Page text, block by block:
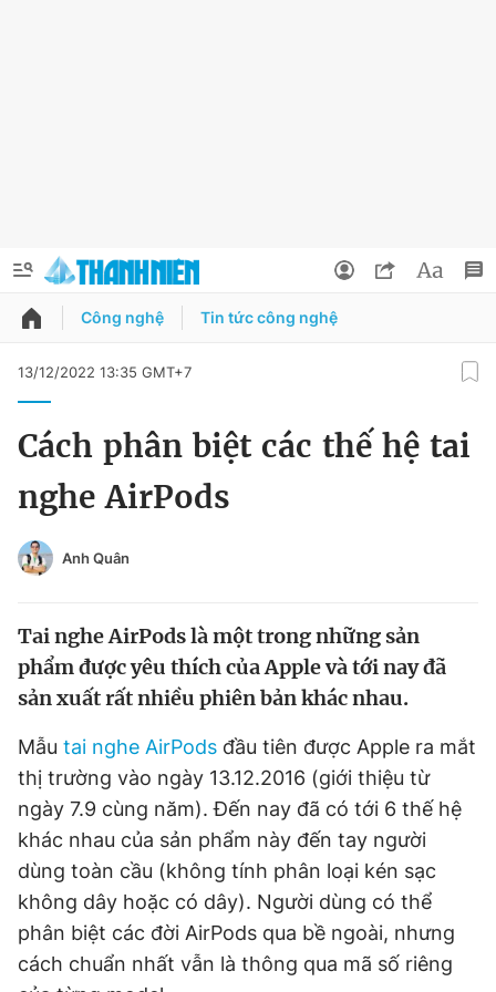
QUẢNG CÁO ĐẶT BÁO
Chuyên mục
Chào ngày mới
Tin thị trường Tin 360
Video Magazine
Sản phẩm khác
Tiện ích Bạn cần biết
Thông tin tòa soạn Liên hệ quảng cáo
Đổi mật khẩu
Tin đã lưu
Công nghệ Tin tức công nghệ
13/12/2022 13:35 GMT+7
Cách phân biệt các thế hệ tai
nghe AirPods
Anh Quân
Tai nghe AirPods là một trong những sản
phẩm được yêu thích của Apple và tới nay đã
sản xuất rất nhiều phiên bản khác nhau.
Mẫu tai nghe AirPods đầu tiên được Apple ra mắt
thị trường vào ngày 13.12.2016 (giới thiệu từ
ngày 7.9 cùng năm). Đến nay đã có tới 6 thế hệ
khác nhau của sản phẩm này đến tay người
dùng toàn cầu (không tính phân loại kén sạc
không dây hoặc có dây). Người dùng có thể
phân biệt các đời AirPods qua bề ngoài, nhưng
cách chuẩn nhất vẫn là thông qua mã số riêng